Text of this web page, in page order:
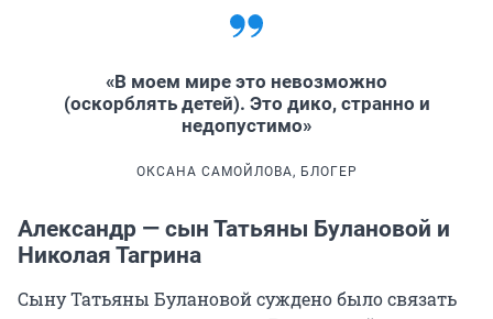
«В моем мире это невозможно
(оскорблять детей). Это дико, странно и
недопустимо»
ОКСАНА САМОЙЛОВА, БЛОГЕР
Александр — сын Татьяны Булановой и
Николая Тагрина
Сыну Татьяны Булановой суждено было связать